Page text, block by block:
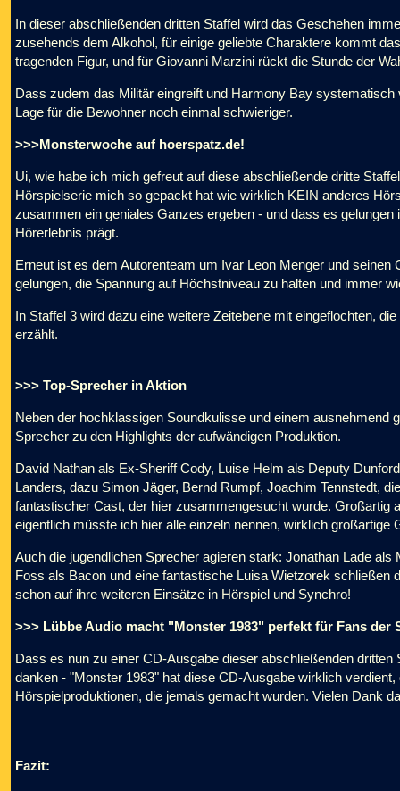
In dieser abschließenden dritten Staffel wird das Geschehen
zusehends dem Alkohol, für einige geliebte Charaktere kommt
tragenden Figur, und für Giovanni Marzini rückt die Stunde der
Dass zudem das Militär eingreift und Harmony Bay
Lage für die Bewohner noch einmal schwieriger.
>>>Monsterwoche auf hoerspatz.de!
Ui, wie habe ich mich gefreut auf diese abschließende dritte
Hörspielserie mich so gepackt hat wie wirklich KEIN anderes
zusammen ein geniales Ganzes ergeben - und dass es
Hörerlebnis prägt.
Erneut ist es dem Autorenteam um Ivar Leon Menger und
gelungen, die Spannung auf Höchstniveau zu halten und immer
In Staffel 3 wird dazu eine weitere Zeitebene mit eingeflochten,
erzählt.
>>> Top-Sprecher in Aktion
Neben der hochklassigen Soundkulisse und einem ausnehmend
Sprecher zu den Highlights der aufwändigen Produktion.
David Nathan als Ex-Sheriff Cody, Luise Helm als Deputy
Landers, dazu Simon Jäger, Bernd Rumpf, Joachim Tennstedt,
fantastischer Cast, der hier zusammengesucht wurde. Großartig
eigentlich müsste ich hier alle einzeln nennen, wirklich großartige
Auch die jugendlichen Sprecher agieren stark: Jonathan Lade
Foss als Bacon und eine fantastische Luisa Wietzorek schließen
schon auf ihre weiteren Einsätze in Hörspiel und Synchro!
>>> Lübbe Audio macht "Monster 1983" perfekt für Fans der
Dass es nun zu einer CD-Ausgabe dieser abschließenden
danken - "Monster 1983" hat diese CD-Ausgabe wirklich
Hörspielproduktionen, die jemals gemacht wurden. Vielen Dank
Fazit: